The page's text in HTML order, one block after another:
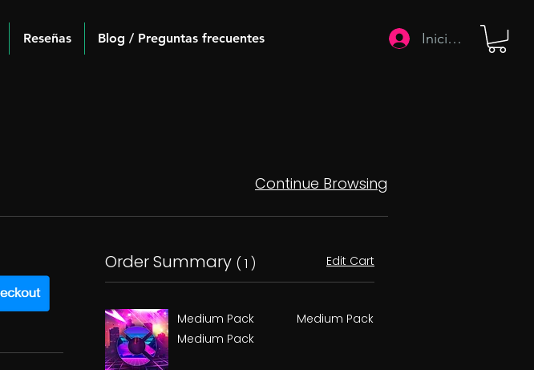
Reseñas Blog / Preguntas frecuentes Iniciar sesión
Continue Browsing
Order Summary ( 1 ) Edit Cart
Medium Pack
Medium Pack
Medium Pack